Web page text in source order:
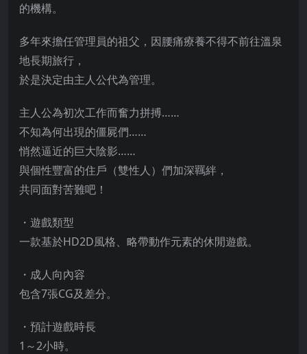
的機構。
多年來擔任管理員的祖父，因腰痛療養不得不前往溫泉
地長期旅行，
於是決定由主人公代為管理。
主人公為初次工作而奮力拼搏……
不知為何出現的僵屍們……
悄然逼近的巨大陰影……
與個性豐富的住戶（雙性人）們加深羈絆，
共同面對苦難吧！
・遊戲類型
一款基於HD2D風格、略帶動作元素的休閒遊戲。
・成人向內容
包含7張CG及差分。
・預計遊戲時長
1～2小時。